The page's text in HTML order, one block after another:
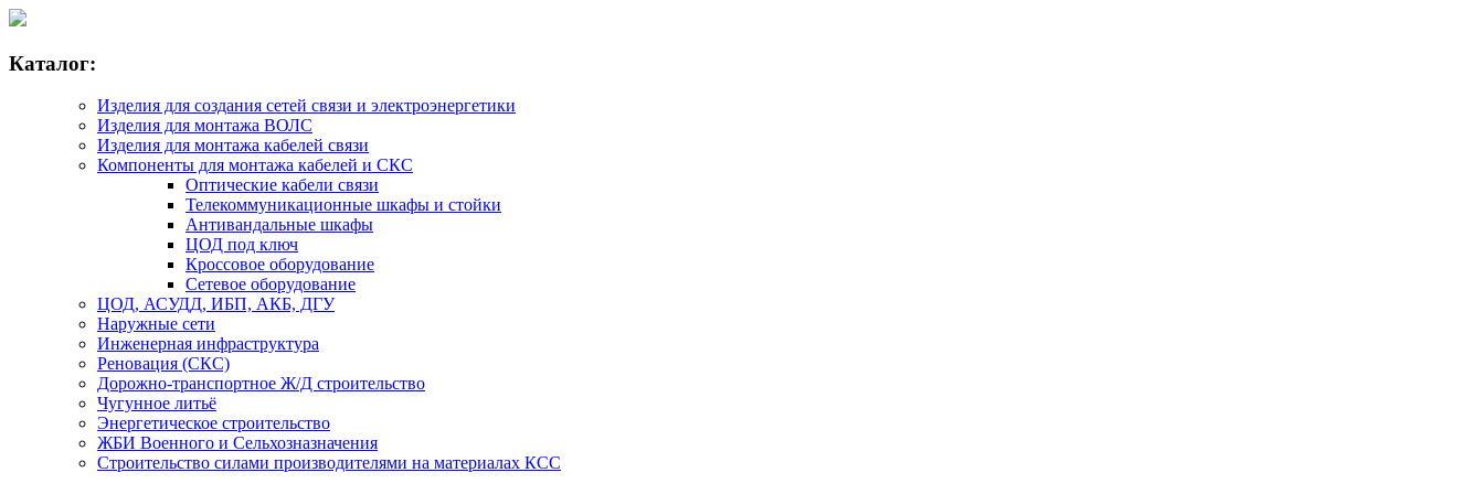
Каталог:
Изделия для создания сетей связи и электроэнергетики
Изделия для монтажа ВОЛС
Изделия для монтажа кабелей связи
Компоненты для монтажа кабелей и СКС
Оптические кабели связи
Телекоммуникационные шкафы и стойки
Антивандальные шкафы
ЦОД под ключ
Кроссовое оборудование
Сетевое оборудование
ЦОД, АСУДД, ИБП, АКБ, ДГУ
Наружные сети
Инженерная инфраструктура
Реновация (СКС)
Дорожно-транспортное Ж/Д строительство
Чугунное литьё
Энергетическое строительство
ЖБИ Военного и Сельхозназначения
Строительство силами производителями на материалах КСС